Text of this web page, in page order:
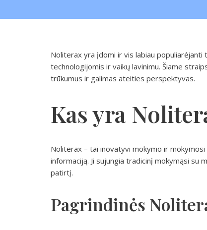
Noliterax yra įdomi ir vis labiau populiarėjanti
technologijomis ir vaikų lavinimu. Šiame
trūkumus ir galimas ateities perspektyvas.
Kas yra
Noliterax – tai inovatyvi mokymo ir
informaciją. Ji sujungia tradicinį mokymąsi
patirtį.
Pagrindinės